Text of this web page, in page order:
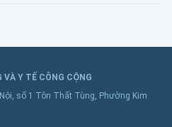
VÀ Y TẾ CÔNG CỘNG
số 1 Tôn Thất Tùng, Phường Kim